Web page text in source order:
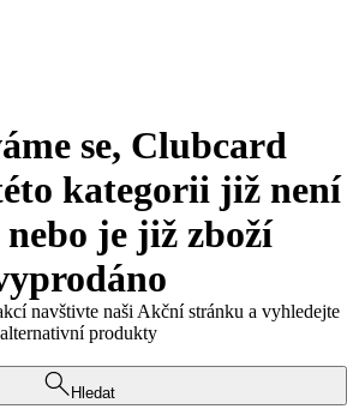
se, Clubcard
kategorii již není
je již zboží
navštivte naši Akční stránku a vyhledejte
alternativní produkty
Hledat